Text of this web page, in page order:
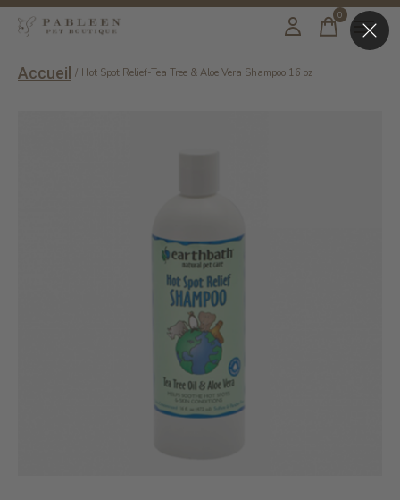
0items
Accueil / Hot Spot Relief-Tea Tree & Aloe Vera Shampoo 16 oz